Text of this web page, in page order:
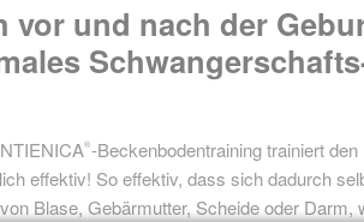
vor und nach der
®-Beckenbodentraining trainiert
effektiv! So effektiv, dass sich dadurch
Blase, Gebärmutter, Scheide oder